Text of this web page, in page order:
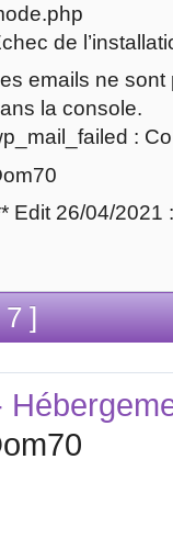
de
emails ne
la console.
:
Edit 26/04/
]